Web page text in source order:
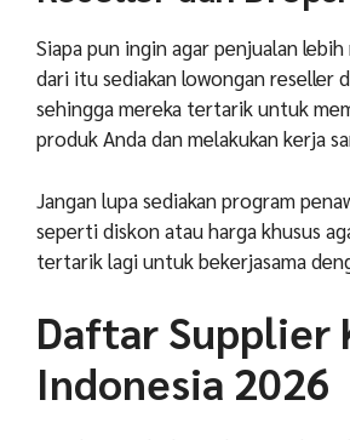
Siapa pun ingin agar penjualan
dari itu sediakan lowongan reseller
sehingga mereka tertarik untuk
produk Anda dan melakukan kerja
Jangan lupa sediakan program
seperti diskon atau harga khusus
tertarik lagi untuk bekerjasama
Daftar Supplier
Indonesia 2026